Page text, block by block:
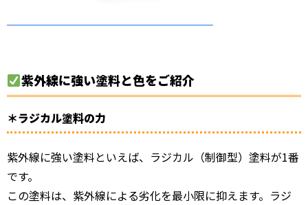
紫外線に強い塗料と色をご紹介
＊ラジカル塗料の力
紫外線に強い塗料といえば、ラジカル（制御型）塗料が1番
です。
この塗料は、紫外線による劣化を最小限に抑えます。ラジ